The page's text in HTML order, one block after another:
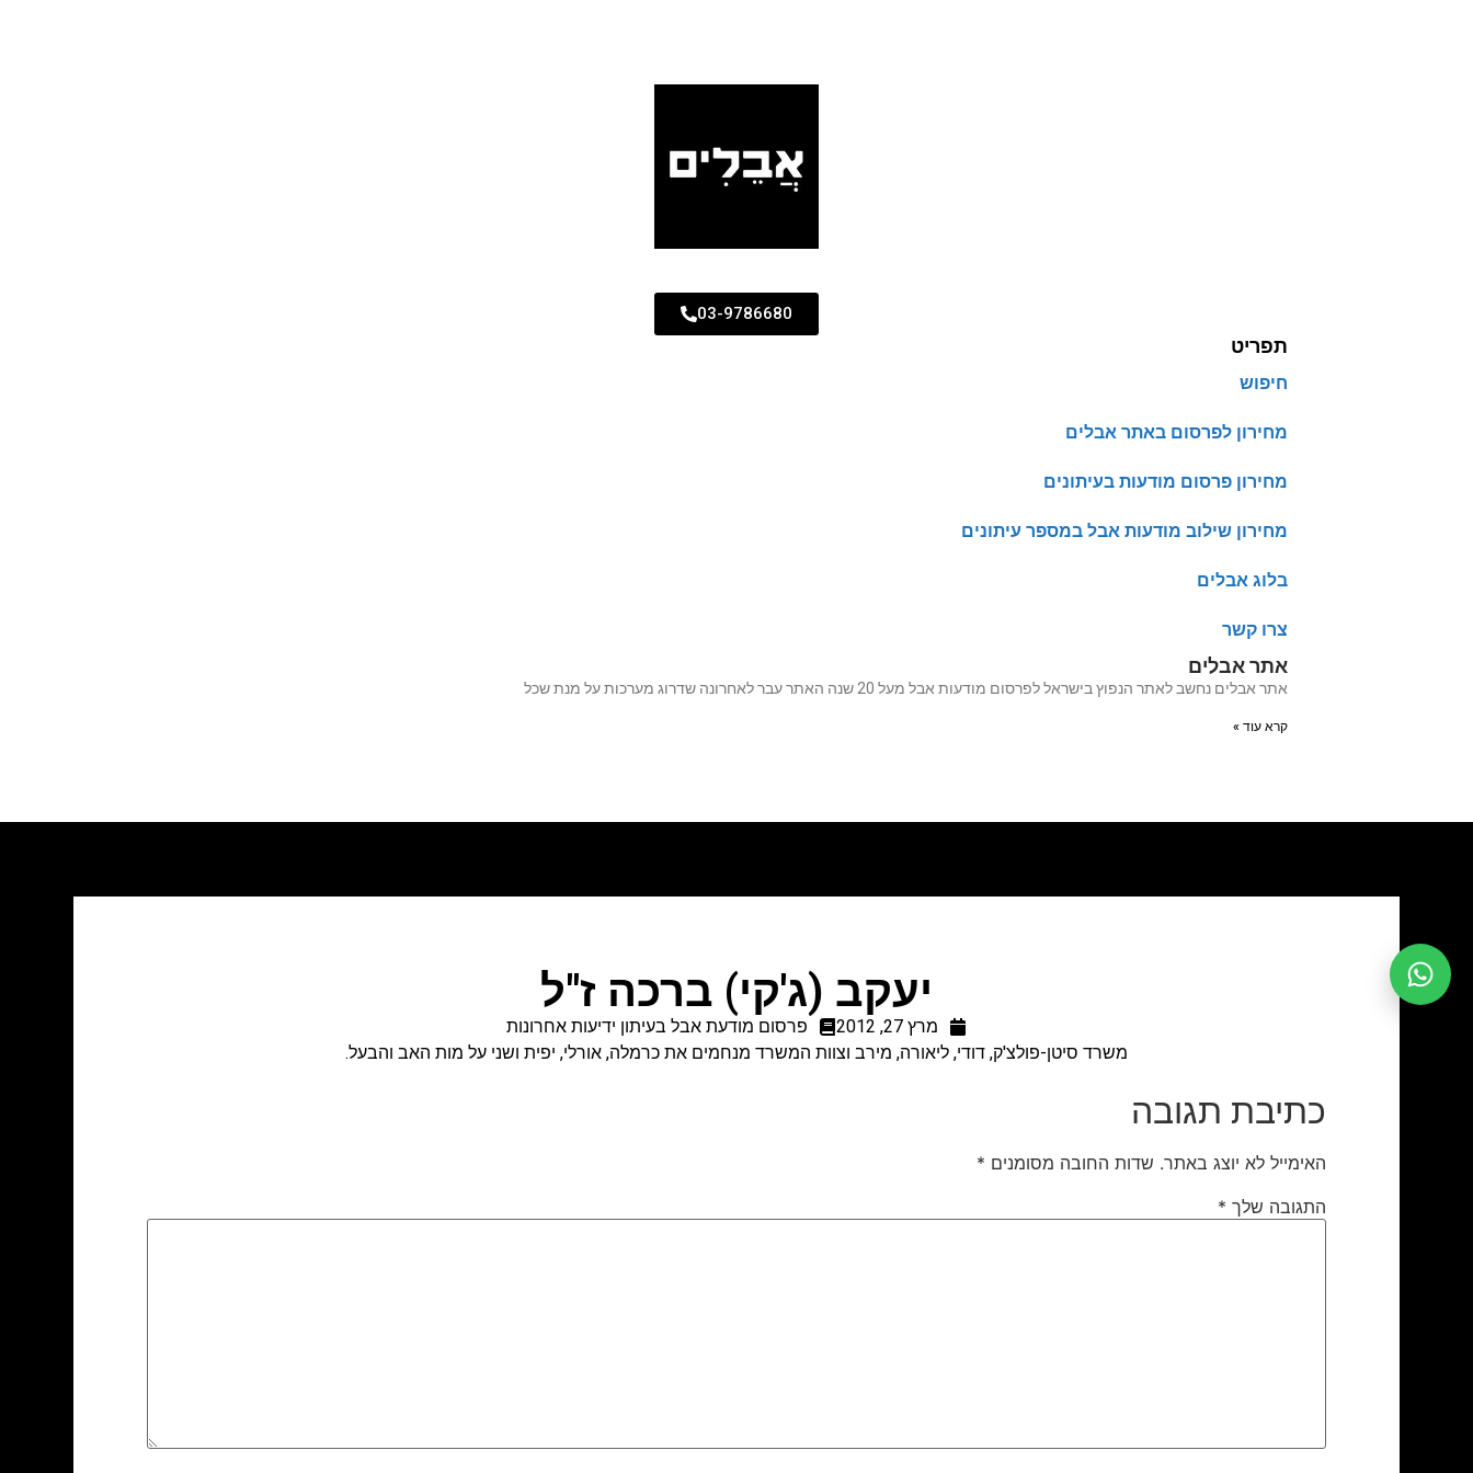
03-9786680
תפריט
חיפוש
מחירון לפרסום באתר אבלים
מחירון פרסום מודעות בעיתונים
מחירון שילוב מודעות אבל במספר עיתונים
בלוג אבלים
צרו קשר
אתר אבלים
אתר אבלים נחשב לאתר הנפוץ בישראל לפרסום מודעות אבל מעל 20 שנה האתר עבר לאחרונה שדרוג מערכות על מנת שכל
קרא עוד »
יעקב (ג'קי) ברכה ז"ל
מרץ 27, 2012
פרסום מודעת אבל בעיתון ידיעות אחרונות
משרד סיטן-פולצ'ק, דודי, ליאורה, מירב וצוות המשרד מנחמים את כרמלה, אורלי, יפית ושני על מות האב והבעל.
כתיבת תגובה
האימייל לא יוצג באתר. שדות החובה מסומנים *
התגובה שלך *